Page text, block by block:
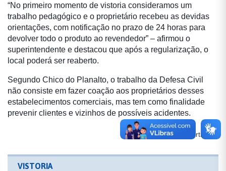
“No primeiro momento de vistoria consideramos um
trabalho pedagógico e o proprietário recebeu as devidas
orientações, com notificação no prazo de 24 horas para
devolver todo o produto ao revendedor” – afirmou o
superintendente e destacou que após a regularização, o
local poderá ser reaberto.
Segundo Chico do Planalto, o trabalho da Defesa Civil
não consiste em fazer coação aos proprietários desses
estabelecimentos comerciais, mas tem como finalidade
prevenir clientes e vizinhos de possíveis acidentes.
Compartilhe:
VISTORIA